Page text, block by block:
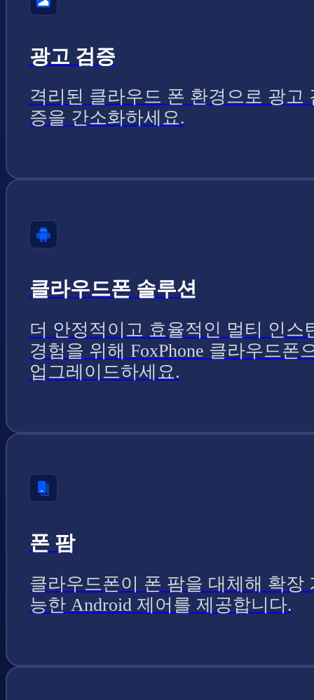
광고 검증
격리된 클라우드 폰 환경으로 광고
증을 간소화하세요.
클라우드폰 솔루션
더 안정적이고 효율적인 멀티 인스
경험을 위해 FoxPhone 클라우드폰
업그레이드하세요.
폰 팜
클라우드폰이 폰 팜을 대체해 확장
능한 Android 제어를 제공합니다.